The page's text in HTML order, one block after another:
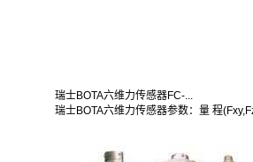
瑞士BOTA六维力传感器FC-...
瑞士BOTA六维力传感器参数：量 程